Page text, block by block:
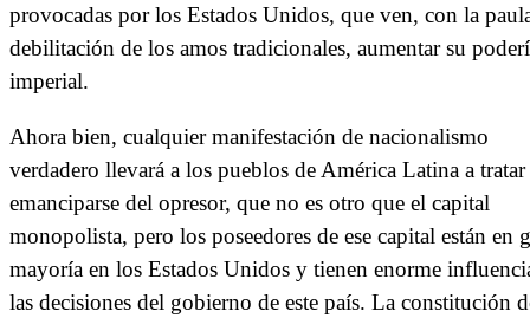
provocadas por los Estados Unidos, que ven, con la
debilitación de los amos tradicionales, aumentar su
imperial.
Ahora bien, cualquier manifestación de nacionalismo
verdadero llevará a los pueblos de América Latina a tratar
emanciparse del opresor, que no es otro que el capital
monopolista, pero los poseedores de ese capital están en
mayoría en los Estados Unidos y tienen enorme
las decisiones del gobierno de este país. La constitución